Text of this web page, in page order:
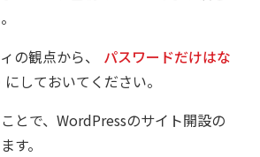
の観点から、
パスワードだけはな
にしておいてください。
とで、WordPressのサイト開設の
す。